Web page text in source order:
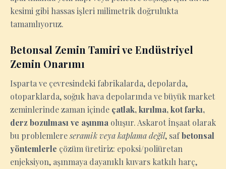
kesimi gibi hassas işleri milimetrik doğrulukta
tamamlıyoruz.
Betonsal Zemin Tamiri ve Endüstriyel
Zemin Onarımı
Isparta ve çevresindeki fabrikalarda, depolarda,
otoparklarda, soğuk hava depolarında ve büyük market
zeminlerinde zaman içinde çatlak, kırılma, kot farkı,
derz bozulması ve aşınma oluşur. Askarot İnşaat olarak
bu problemlereseramik veya kaplama değil, safbetonsal
yöntemlerle çözüm üretiriz: epoksi/poliüretan
enjeksiyon, aşınmaya dayanıklı kuvars katkılı harç,